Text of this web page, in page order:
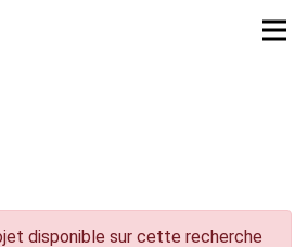
disponible sur cette recherche